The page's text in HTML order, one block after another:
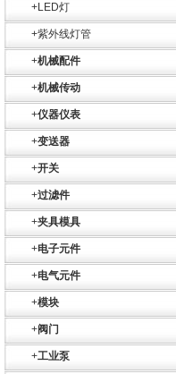
+LED灯
+紫外线灯管
+机械配件
+机械传动
+仪器仪表
+变送器
+开关
+过滤件
+夹具模具
+电子元件
+电气元件
+模块
+阀门
+工业泵
SR+KH-AFB AF24-
德国HBM